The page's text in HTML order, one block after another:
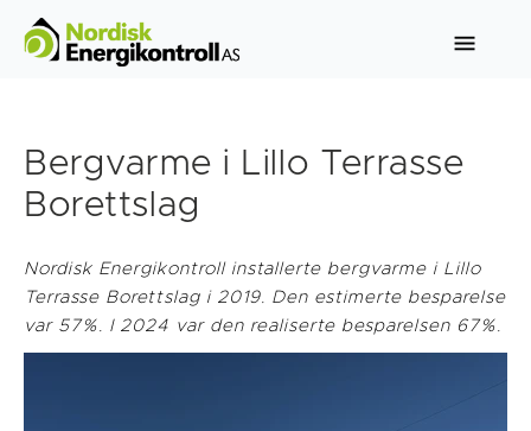
Bergvarme i Lillo Terrasse
Borettslag
Nordisk Energikontroll installerte bergvarme i Lillo
Terrasse Borettslag i 2019. Den estimerte besparelse
var 57%. I 2024 var den realiserte besparelsen 67%.